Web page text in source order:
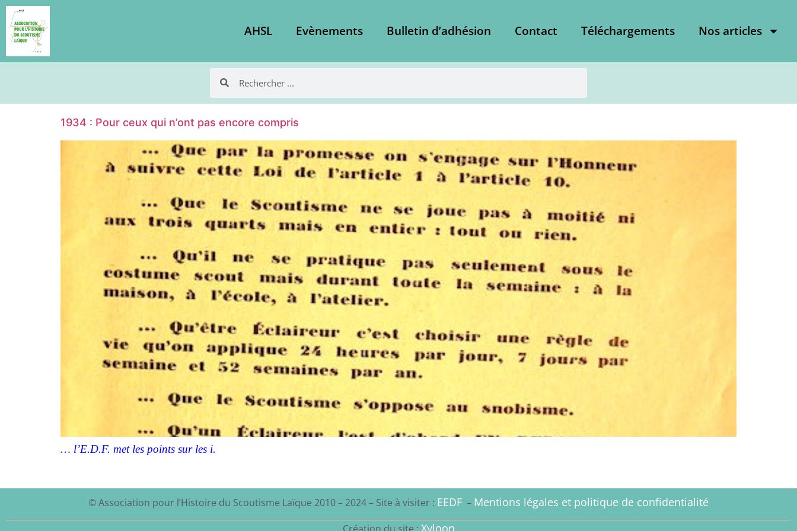
AHSL Evènements Bulletin d’adhésion Contact Téléchargements Nos articles
1934 : Pour ceux qui n’ont pas encore compris
… l’E.D.F. met les points sur les i.
© Association pour l’Histoire du Scoutisme Laïque 2010 – 2024 – Site à visiter : EEDF – Mentions légales et politique de confidentialité
Xyloon